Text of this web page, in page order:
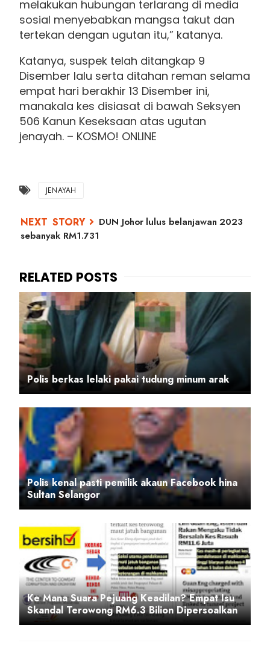
melakukan hubungan terlarang di media
sosial menyebabkan mangsa takut dan
tertekan dengan ugutan itu,” katanya.
Katanya, suspek telah ditangkap 9
Disember lalu serta ditahan reman selama
empat hari berakhir 13 Disember ini,
manakala kes disiasat di bawah Seksyen
506 Kanun Keseksaan atas ugutan
jenayah. – KOSMO! ONLINE
JENAYAH
DUN Johor lulus belanjawan 2023
sebanyak RM1.731
Polis berkas lelaki pakai tudung minum arak
Polis kenal pasti pemilik akaun Facebook hina
Sultan Selangor
Ke Mana Suara Pejuang Keadilan? Empat Isu
Skandal Terowong RM6.3 Bilion Dipersoalkan